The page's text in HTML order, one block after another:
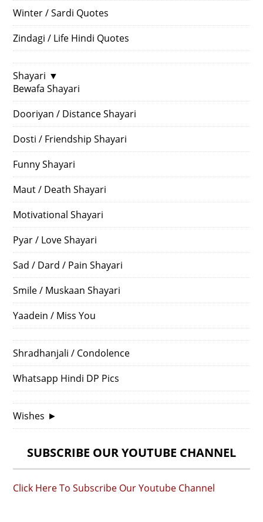
Winter / Sardi Quotes
Zindagi / Life Hindi Quotes
Shayari ▼
Bewafa Shayari
Dooriyan / Distance Shayari
Dosti / Friendship Shayari
Funny Shayari
Maut / Death Shayari
Motivational Shayari
Pyar / Love Shayari
Sad / Dard / Pain Shayari
Smile / Muskaan Shayari
Yaadein / Miss You
Shradhanjali / Condolence
Whatsapp Hindi DP Pics
Wishes ►
SUBSCRIBE OUR YOUTUBE CHANNEL
Click Here To Subscribe Our Youtube Channel